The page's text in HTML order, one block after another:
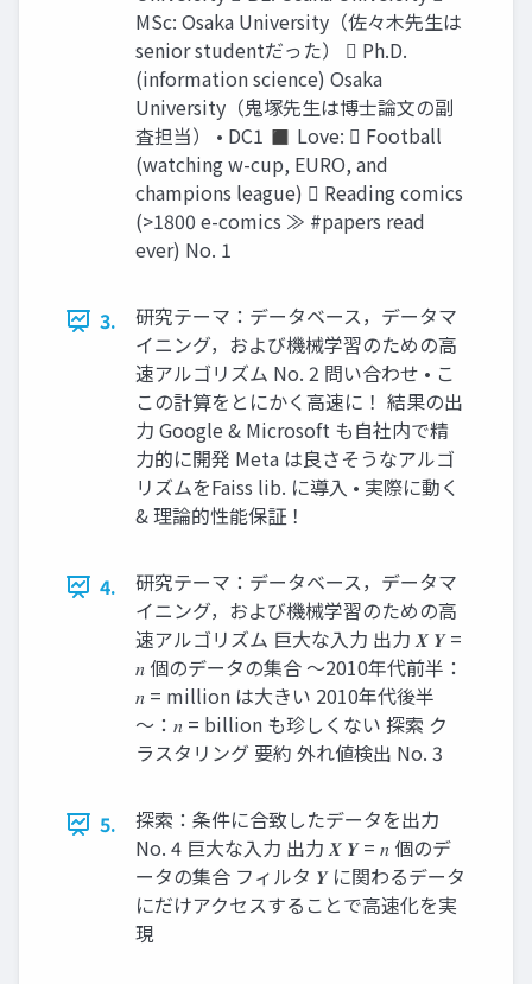
MSc: Osaka University（佐々木先生は
senior studentだった）  Ph.D.
(information science) Osaka
University（鬼塚先生は博士論文の副
査担当） • DC1 ◼ Love:  Football
(watching w-cup, EURO, and
champions league)  Reading comics
(>1800 e-comics ≫ #papers read
ever) No. 1
3.
研究テーマ：データベース，データマ
イニング，および機械学習のための高
速アルゴリズム No. 2 問い合わせ • こ
この計算をとにかく高速に！ 結果の出
力 Google & Microsoft も自社内で精
力的に開発 Meta は良さそうなアルゴ
リズムをFaiss lib. に導入 • 実際に動く
& 理論的性能保証！
4.
研究テーマ：データベース，データマ
イニング，および機械学習のための高
速アルゴリズム 巨大な入力 出力 𝑿 𝒀 =
𝑛 個のデータの集合 ～2010年代前半：
𝑛 = million は大きい 2010年代後半
～：𝑛 = billion も珍しくない 探索 ク
ラスタリング 要約 外れ値検出 No. 3
5.
探索：条件に合致したデータを出力
No. 4 巨大な入力 出力 𝑿 𝒀 = 𝑛 個のデ
ータの集合 フィルタ 𝒀 に関わるデータ
にだけアクセスすることで高速化を実
現